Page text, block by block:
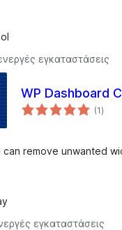
εγκαταστάσεις
WP Dashboard
(1)
can remove unwanted
εγκαταστάσεις